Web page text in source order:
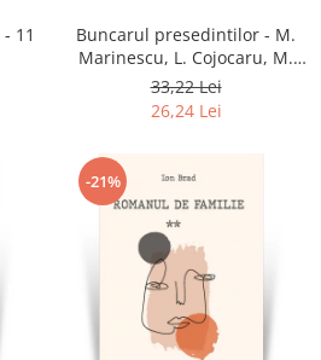
11
Buncarul presedintilor - M.
Marinescu, L. Cojocaru, M.
Mitran
33,22 Lei
26,24 Lei
-21%